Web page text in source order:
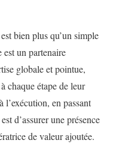
bien plus qu’un simple
un partenaire
globale et pointue,
chaque étape de leur
en passant
d’assurer une présence
de valeur ajoutée.